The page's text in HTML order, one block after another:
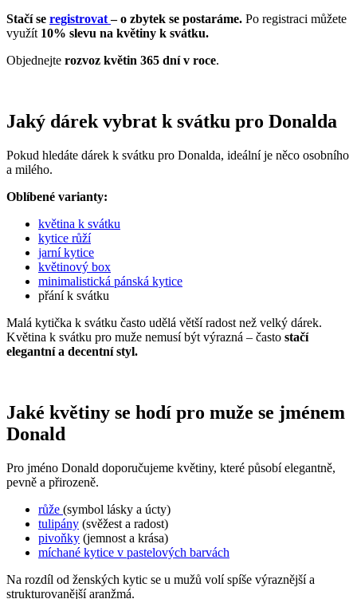
Stačí se registrovat– o zbytek se postaráme. Po registraci můžete
využít 10% slevu na květiny k svátku.
Objednejte rozvoz květin 365 dní v roce.
Jaký dárek vybrat k svátku pro Donalda
Pokud hledáte dárek k svátku pro Donalda, ideální je něco osobního
a milého.
Oblíbené varianty:
květina k svátku
kytice růží
jarní kytice
květinový box
minimalistická pánská kytice
přání k svátku
Malá kytička k svátku často udělá větší radost než velký dárek.
Květina k svátku pro muže nemusí být výrazná – často stačí
elegantní a decentní styl.
Jaké květiny se hodí pro muže se jménem
Donald
Pro jméno Donald doporučujeme květiny, které působí elegantně,
pevně a přirozeně.
růže (symbol lásky a úcty)
tulipány (svěžest a radost)
pivoňky (jemnost a krása)
míchané kytice v pastelových barvách
Na rozdíl od ženských kytic se u mužů volí spíše výraznější a
strukturovanější aranžmá.